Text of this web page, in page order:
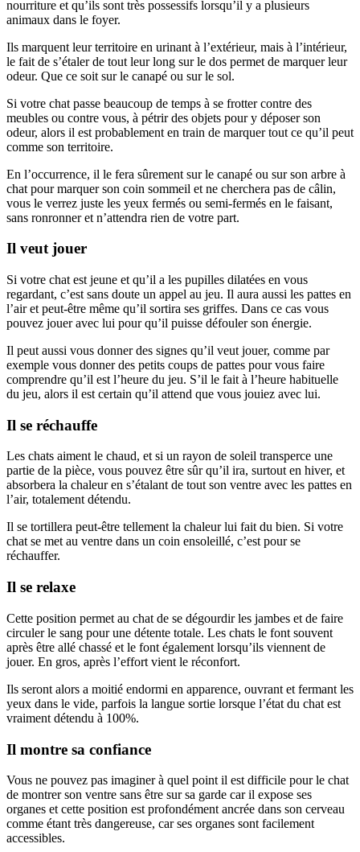
nourriture et qu’ils sont très possessifs lorsqu’il y a plusieurs
animaux dans le foyer.
Ils marquent leur territoire en urinant à l’extérieur, mais à l’intérieur,
le fait de s’étaler de tout leur long sur le dos permet de marquer leur
odeur. Que ce soit sur le canapé ou sur le sol.
Si votre chat passe beaucoup de temps à se frotter contre des
meubles ou contre vous, à pétrir des objets pour y déposer son
odeur, alors il est probablement en train de marquer tout ce qu’il peut
comme son territoire.
En l’occurrence, il le fera sûrement sur le canapé ou sur son arbre à
chat pour marquer son coin sommeil et ne cherchera pas de câlin,
vous le verrez juste les yeux fermés ou semi-fermés en le faisant,
sans ronronner et n’attendra rien de votre part.
Il veut jouer
Si votre chat est jeune et qu’il a les pupilles dilatées en vous
regardant, c’est sans doute un appel au jeu. Il aura aussi les pattes en
l’air et peut-être même qu’il sortira ses griffes. Dans ce cas vous
pouvez jouer avec lui pour qu’il puisse défouler son énergie.
Il peut aussi vous donner des signes qu’il veut jouer, comme par
exemple vous donner des petits coups de pattes pour vous faire
comprendre qu’il est l’heure du jeu. S’il le fait à l’heure habituelle
du jeu, alors il est certain qu’il attend que vous jouiez avec lui.
Il se réchauffe
Les chats aiment le chaud, et si un rayon de soleil transperce une
partie de la pièce, vous pouvez être sûr qu’il ira, surtout en hiver, et
absorbera la chaleur en s’étalant de tout son ventre avec les pattes en
l’air, totalement détendu.
Il se tortillera peut-être tellement la chaleur lui fait du bien. Si votre
chat se met au ventre dans un coin ensoleillé, c’est pour se
réchauffer.
Il se relaxe
Cette position permet au chat de se dégourdir les jambes et de faire
circuler le sang pour une détente totale. Les chats le font souvent
après être allé chassé et le font également lorsqu’ils viennent de
jouer. En gros, après l’effort vient le réconfort.
Ils seront alors a moitié endormi en apparence, ouvrant et fermant les
yeux dans le vide, parfois la langue sortie lorsque l’état du chat est
vraiment détendu à 100%.
Il montre sa confiance
Vous ne pouvez pas imaginer à quel point il est difficile pour le chat
de montrer son ventre sans être sur sa garde car il expose ses
organes et cette position est profondément ancrée dans son cerveau
comme étant très dangereuse, car ses organes sont facilement
accessibles.